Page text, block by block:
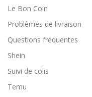
Le Bon Coin
Problèmes de livraison
Questions fréquentes
Shein
Suivi de colis
Temu